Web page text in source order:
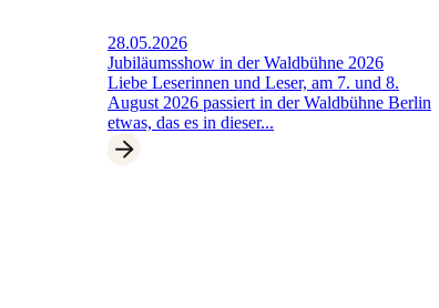
28.05.2026
Jubiläumsshow in der Waldbühne 2026
Liebe Leserinnen und Leser, am 7. und 8.
August 2026 passiert in der Waldbühne Berlin
etwas, das es in dieser...